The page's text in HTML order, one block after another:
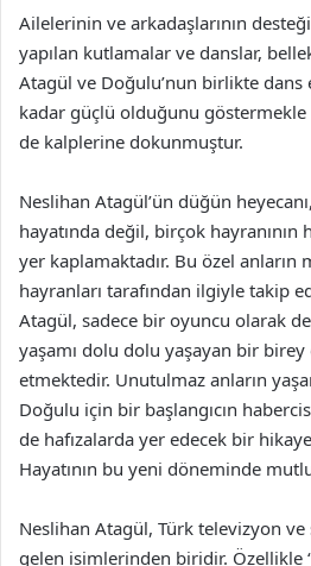
Ailelerinin ve arkadaşlarının
yapılan kutlamalar ve danslar,
Atagül ve Doğulu’nun birlikte dans
kadar güçlü olduğunu göstermekle
de kalplerine dokunmuştur.
Neslihan Atagül’ün düğün
hayatında değil, birçok hayranının
yer kaplamaktadır. Bu özel anların
hayranları tarafından ilgiyle takip
Atagül, sadece bir oyuncu olarak
yaşamı dolu dolu yaşayan bir
etmektedir. Unutulmaz anların
Doğulu için bir başlangıcın
de hafızalarda yer edecek bir
Hayatının bu yeni döneminde
Neslihan Atagül, Türk televizyon ve
gelen isimlerinden biridir. Özellikle